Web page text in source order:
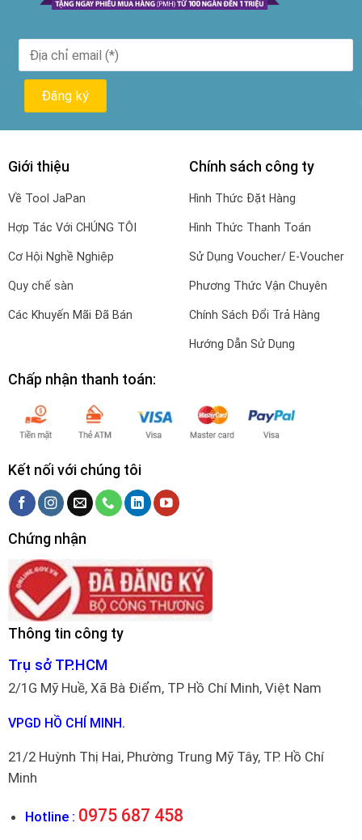
Giới thiệu
Về Tool JaPan
Hợp Tác Với CHÚNG TÔI
Cơ Hội Nghề Nghiệp
Quy chế sàn
Các Khuyến Mãi Đã Bán
Chính sách công ty
Hình Thức Đặt Hàng
Hình Thức Thanh Toán
Sử Dụng Voucher/ E-Voucher
Phương Thức Vận Chuyên
Chính Sách Đổi Trả Hàng
Hướng Dẫn Sử Dụng
Chấp nhận thanh toán:
Kết nối với chúng tôi
Chứng nhận
Thông tin công ty
Trụ sở TP.HCM
2/1G Mỹ Huề, Xã Bà Điểm, TP Hồ Chí Minh, Việt Nam
VPGD HỒ CHÍ MINH.
21/2 Huỳnh Thị Hai, Phường Trung Mỹ Tây, TP. Hồ Chí
Minh
Hotline : 0975 687 458